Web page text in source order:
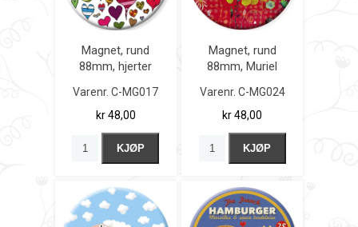
Magnet, rund
88mm, hjerter
Varenr. C-MG017
kr 48,00
KJØP
Magnet, rund
88mm, Muriel
Varenr. C-MG024
kr 48,00
KJØP